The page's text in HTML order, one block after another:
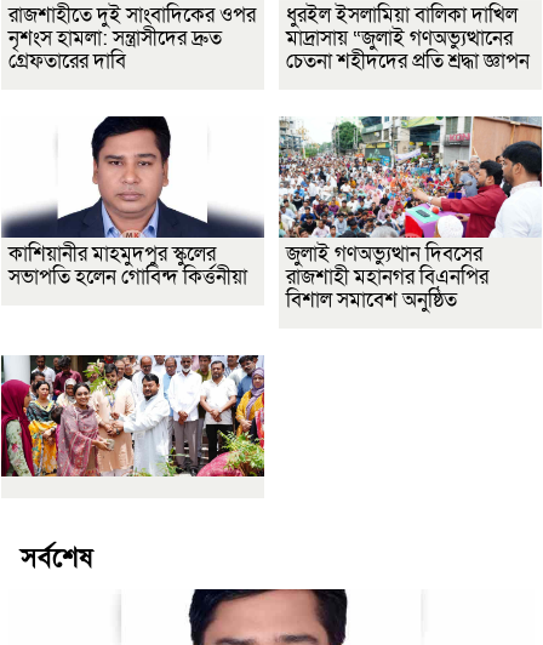
রাজশাহীতে দুই সাংবাদিকের ওপর
নৃশংস হামলা: সন্ত্রাসীদের দ্রুত
গ্রেফতারের দাবি
ধুরইল ইসলামিয়া বালিকা দাখিল
মাদ্রাসায় “জুলাই গণঅভ্যুত্থানের
চেতনা শহীদদের প্রতি শ্রদ্ধা জ্ঞাপন
কাশিয়ানীর মাহমুদপুর স্কুলের
সভাপতি হলেন গোবিন্দ কির্ত্তনীয়া
জুলাই গণঅভ্যুত্থান দিবসের
রাজশাহী মহানগর বিএনপির
বিশাল সমাবেশ অনুষ্ঠিত
সর্বশেষ